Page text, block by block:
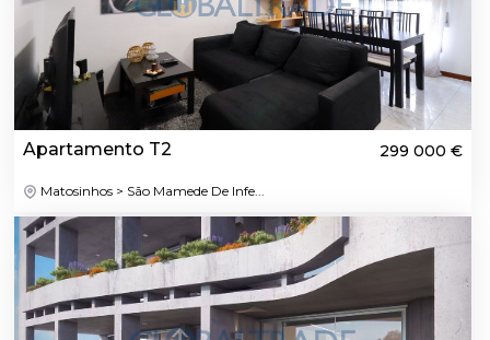
Apartamento T2 299 000 €
Matosinhos > São Mamede De Infe...